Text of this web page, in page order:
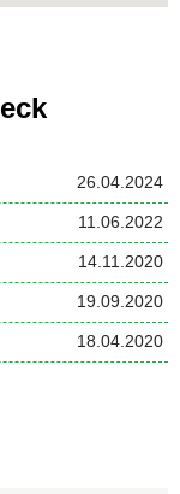
26.04.2024
11.06.2022
14.11.2020
19.09.2020
18.04.2020